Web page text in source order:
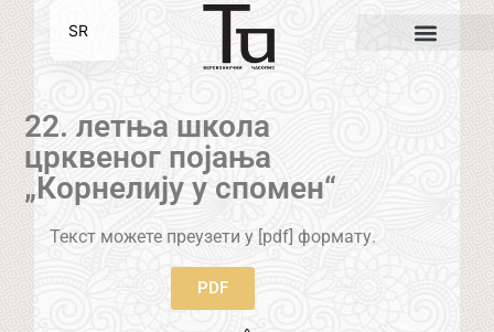
22. летња школа
црквеног појања
„Корнелију у спомен“
Текст можете преузети у [pdf] формату.
PDF
SR
EN